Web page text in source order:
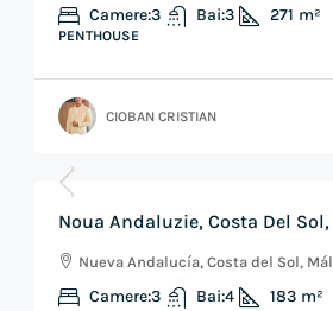
Camere:3 Bai:3 271 m²
PENTHOUSE
CIOBAN CRISTIAN
€2,750,000
Noua Andaluzie, Costa Del
Nueva Andalucía, Costa del Sol,
Camere:3 Bai:4 183 m²